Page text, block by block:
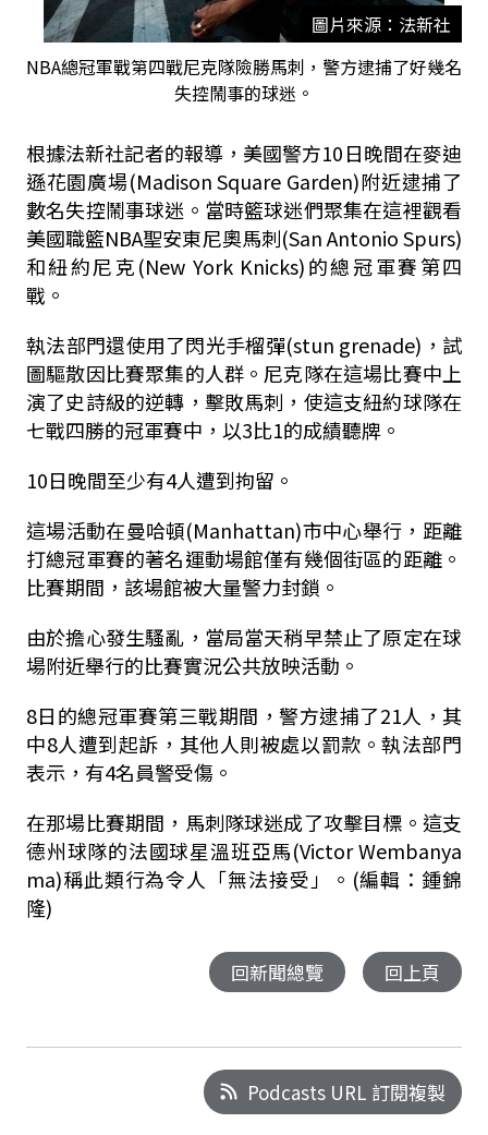
圖片來源：法新社
NBA總冠軍戰第四戰尼克隊險勝馬刺，警方逮捕了好幾名
失控鬧事的球迷。
根據法新社記者的報導，美國警方10日晚間在麥迪
遜花園廣場(Madison Square Garden)附近逮捕了
數名失控鬧事球迷。當時籃球迷們聚集在這裡觀看
美國職籃NBA聖安東尼奧馬刺(San Antonio Spurs)
和紐約尼克(New York Knicks)的總冠軍賽第四
戰。
執法部門還使用了閃光手榴彈(stun grenade)，試
圖驅散因比賽聚集的人群。尼克隊在這場比賽中上
演了史詩級的逆轉，擊敗馬刺，使這支紐約球隊在
七戰四勝的冠軍賽中，以3比1的成績聽牌。
10日晚間至少有4人遭到拘留。
這場活動在曼哈頓(Manhattan)市中心舉行，距離
打總冠軍賽的著名運動場館僅有幾個街區的距離。
比賽期間，該場館被大量警力封鎖。
由於擔心發生騷亂，當局當天稍早禁止了原定在球
場附近舉行的比賽實況公共放映活動。
8日的總冠軍賽第三戰期間，警方逮捕了21人，其
中8人遭到起訴，其他人則被處以罰款。執法部門
表示，有4名員警受傷。
在那場比賽期間，馬刺隊球迷成了攻擊目標。這支
德州球隊的法國球星溫班亞馬(Victor Wembanya
ma)稱此類行為令人「無法接受」。(編輯：鍾錦
隆)
回新聞總覽 回上頁
Podcasts URL 訂閱複製